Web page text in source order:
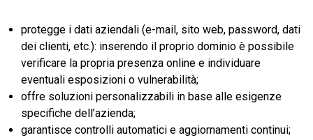
protegge i dati aziendali (e-mail, sito web, password, dati
dei clienti, etc.): inserendo il proprio dominio è possibile
verificare la propria presenza online e individuare
eventuali esposizioni o vulnerabilità;
offre soluzioni personalizzabili in base alle esigenze
specifiche dell’azienda;
garantisce controlli automatici e aggiornamenti continui;